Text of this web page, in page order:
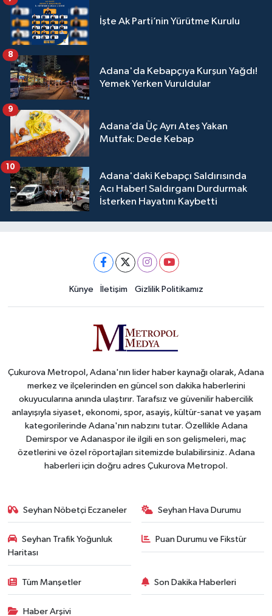
İşte Ak Parti’nin Yürütme Kurulu
Adana'da Kebapçıya Kurşun Yağdı!
Yemek Yerken Vuruldular
8
Adana’da Üç Ayrı Ateş Yakan
Mutfak: Dede Kebap
9
Adana'daki Kebapçı Saldırısında
Acı Haber! Saldırganı Durdurmak
İsterken Hayatını Kaybetti
10
Künye İletişim Gizlilik Politikamız
Çukurova Metropol, Adana'nın lider haber kaynağı olarak, Adana
merkez ve ilçelerinden en güncel son dakika haberlerini
okuyucularına anında ulaştırır. Tarafsız ve güvenilir habercilik
anlayışıyla siyaset, ekonomi, spor, asayiş, kültür-sanat ve yaşam
kategorilerinde Adana'nın nabzını tutar. Özellikle Adana
Demirspor ve Adanaspor ile ilgili en son gelişmeleri, maç
özetlerini ve özel röportajları sitemizde bulabilirsiniz. Adana
haberleri için doğru adres Çukurova Metropol.
Seyhan Nöbetçi Eczaneler Seyhan Hava Durumu
Seyhan Trafik Yoğunluk
Haritası
Puan Durumu ve Fikstür
Tüm Manşetler Son Dakika Haberleri
Haber Arşivi